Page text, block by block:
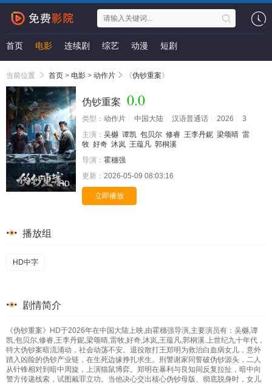
首页 电影 连续剧 综艺 动漫 短剧
当前位置 首页 > 电影 > 动作片 《伪钞重案》
HD
伪钞重案 0.0
类型： 动作片 中国大陆 汉语普通话 2026
3
主演： 吴樾 谭凯 包贝尔 修睿 王李丹鈮 梁颂晴 雷
牧 好奇 沐岚 王蕴凡 郭桐溪
导演： 霍穗强
更新： 2026-05-09 08:03:16
立即播放
播放组
HD中字
剧情简介
《伪钞重案》HD于2026年在中国大陆上映,由霍穗强导演,主要演员有：吴樾,谭
凯,包贝尔,修睿,王李丹鈮,梁颂晴,雷牧,好奇,沐岚,王蕴凡,郭桐溪.上世纪九十年代，
特大伪钞案暗流涌动，社会动荡不安。退役散打王郑明为救治白血病女儿，意外
踏入凶险的伪钞产业链，在生死边缘挣扎求生。刑警谢家同誓破伪钞源头，二人
从针锋相对到暗中周旋，上演猫鼠博弈。郑明在暴利与良知间反复拉扯，暗中向
警方传递线索，试图戴罪立功。当他决心交出核心伪钞母版、彻底脱身时，女儿